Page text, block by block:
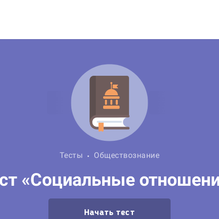
Тесты Обществознание
«Социальные
Начать тест